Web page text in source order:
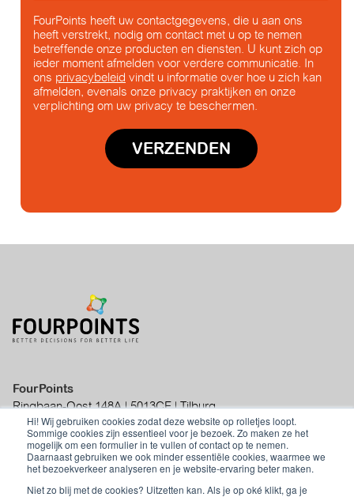
Hi! Wij gebruiken cookies zodat deze website op rolletjes loopt.
Sommige cookies zijn essentieel voor je bezoek. Zo maken ze het
mogelijk om een formulier in te vullen of contact op te nemen.
Daarnaast gebruiken we ook minder essentiële cookies, waarmee we
het bezoekverkeer analyseren en je website-ervaring beter maken.
Niet zo blij met de cookies? Uitzetten kan. Als je op oké klikt, ga je
FourPoints heeft uw contactgegevens, die u aan ons
heeft verstrekt, nodig om contact met u op te nemen
betreffende onze producten en diensten. U kunt zich op
ieder moment afmelden voor verdere communicatie. In
ons privacybeleid vindt u informatie over hoe u zich kan
afmelden, evenals onze privacy praktijken en onze
verplichting om uw privacy te beschermen.
FourPoints
Ringbaan-Oost 148A | 5013CE | Tilburg
info@fourpoints.nl|+31 (0)70 - 219 01